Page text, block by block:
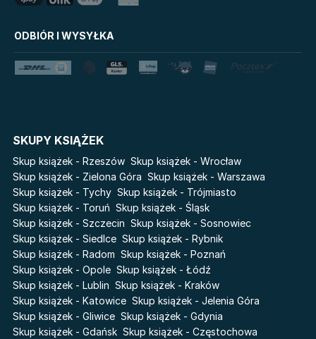
Królestwo kłamstw
Lato
Salt Modern Fiction
The Powerless Trilogy
Cykle
Pamiętniki Wampirów
Basia. Wielka księga.
Poznawaj świat z Basią
The Hazel Wood
Zmierzch
Faye
Katie Maguire
Liceum Freuda
Sherlock Holmes Society
Światy Pilipiuka
Cień od wschodu
Przebudzenie powietrza
Pieśń Lwicy
Akademia wampirów
Karneval
Baśń o złamanym sercu
Prosta zabawa
ODBIÓR I WYSYŁKA
SKUPY KSIĄŻEK
Skup książek - Rzeszów Skup książek - Wrocław
Skup książek - Zielona Góra Skup książek - Warszawa
Skup książek - Tychy Skup książek - Trójmiasto
Skup książek - Toruń Skup książek - Śląsk
Skup książek - Szczecin Skup książek - Sosnowiec
Skup książek - Siedlce Skup książek - Rybnik
Skup książek - Radom Skup książek - Poznań
Skup książek - Opole Skup książek - Łódź
Skup książek - Lublin Skup książek - Kraków
Skup książek - Katowice Skup książek - Jelenia Góra
Skup książek - Gliwice Skup książek - Gdynia
Skup książek - Gdańsk Skup książek - Częstochowa